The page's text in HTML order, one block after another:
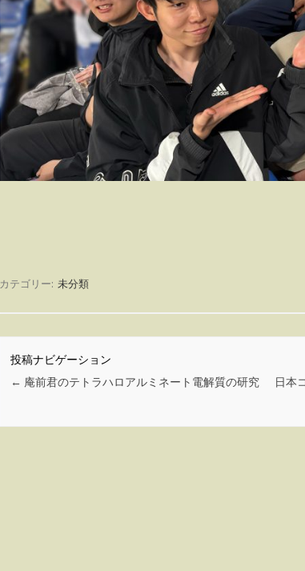
カテゴリー: 未分類
投稿ナビゲーション
← 庵前君のテトラハロアルミネート電解質の研究
日本